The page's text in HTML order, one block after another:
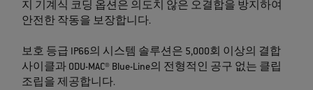
지 기계식 코딩 옵션은 의도치 않은 오결합을 방지하여
안전한 작동을 보장합니다.
보호 등급 IP66의 시스템 솔루션은 5,000회 이상의 결합
사이클과 ODU-MAC® Blue-Line의 전형적인 공구 없는 클립
조립을 제공합니다.